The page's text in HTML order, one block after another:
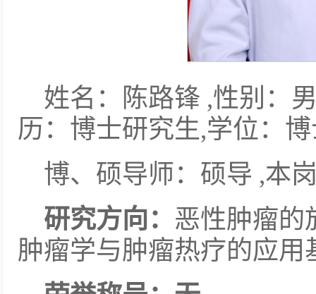
姓名：陈路锋 ,性别：
历：博士研究生,学位：
博、硕导师：硕导 ,本
研究方向： 恶性肿瘤的
肿瘤学与肿瘤热疗的应用